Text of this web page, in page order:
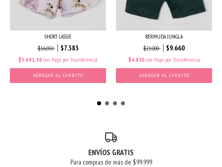
SHORT LASSIE
$16.050 $7.383
$3.691,50 con Pago por Transferencia
AGREGAR AL CARRITO
BERMUDA JUNGLA
$21.000 $9.660
$4.830 con Pago por Transferencia
AGREGAR AL CARRITO
ENVÍOS GRATIS
Para compras de más de $99.999